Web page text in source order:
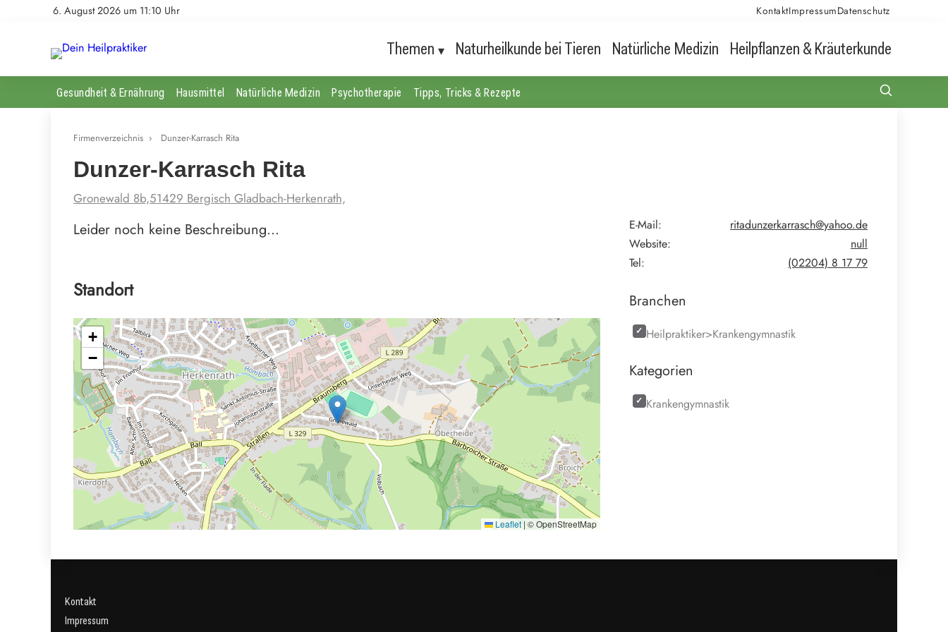
6. August 2026 um 11:10 Uhr KontaktImpressumDatenschutz
Themen Naturheilkunde bei Tieren Natürliche Medizin Heilpflanzen & Kräuterkunde
Gesundheit & Ernährung Hausmittel Natürliche Medizin Psychotherapie Tipps, Tricks & Rezepte
Firmenverzeichnis › Dunzer-Karrasch Rita
Dunzer-Karrasch Rita
Gronewald 8b,51429 Bergisch Gladbach-Herkenrath,
Leider noch keine Beschreibung…
Standort
+
−
Leaflet | © OpenStreetMap
E-Mail:
ritadunzerkarrasch@yahoo.de
Website:
null
Tel:
(02204) 8 17 79
Branchen
Heilpraktiker>Krankengymnastik
Kategorien
Krankengymnastik
Kontakt
Impressum